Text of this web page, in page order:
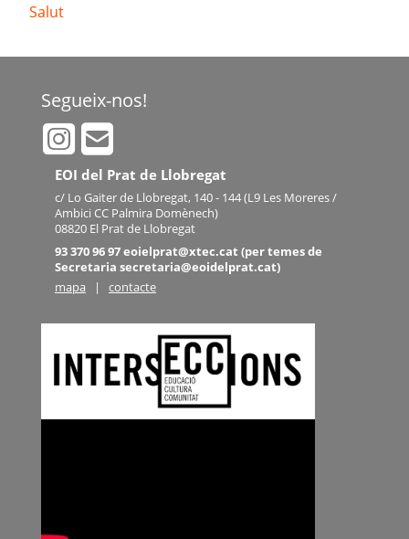
Salut
Segueix-nos!
EOI del Prat de Llobregat
c/ Lo Gaiter de Llobregat, 140 - 144 (L9 Les Moreres /
Ambici CC Palmira Domènech)
08820 El Prat de Llobregat
93 370 96 97 eoielprat@xtec.cat (per temes de
Secretaria secretaria@eoidelprat.cat)
mapa
| contacte